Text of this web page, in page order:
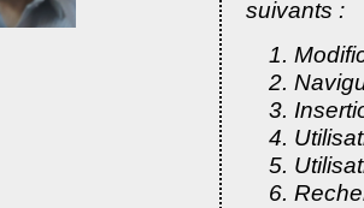
suivants :